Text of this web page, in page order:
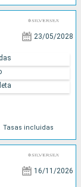
23/05/2028
Tasas incluidas
16/11/2026